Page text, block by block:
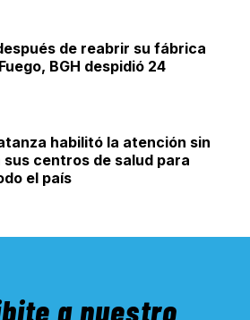
de reabrir su fábrica
BGH despidió 24
habilitó la atención sin
centros de salud para
el país
a nuestro